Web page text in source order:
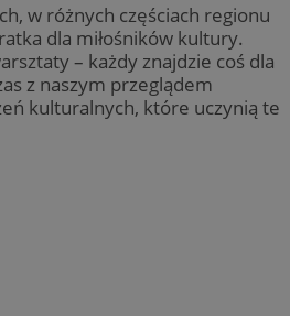
w różnych częściach regionu
dla miłośników kultury.
– każdy znajdzie coś dla
z naszym przeglądem
kulturalnych, które uczynią te